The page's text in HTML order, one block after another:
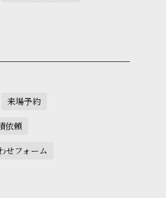
来場予約
依頼
せフォーム